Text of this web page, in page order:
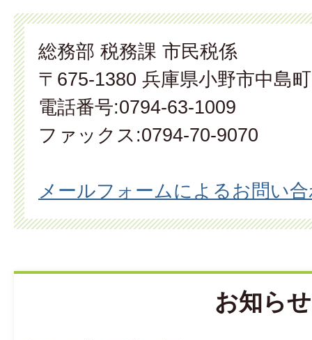
総務部 税務課 市民税係
〒675-1380 兵庫県小野市中島
電話番号:0794-63-1009
ファックス:0794-70-9070
メールフォームによるお問い
お知らせ